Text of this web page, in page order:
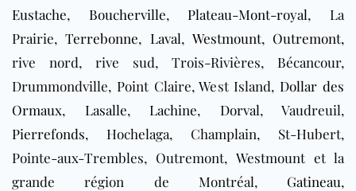
Eustache, Boucherville, Plateau-Mont-royal, La
Prairie,Terrebonne, Laval, Westmount, Outremont,
rive nord, rive sud, Trois-Rivières, Bécancour,
Drummondville, Point Claire, West Island, Dollar des
Ormaux, Lasalle, Lachine, Dorval, Vaudreuil,
Pierrefonds, Hochelaga, Champlain, St-Hubert,
Pointe-aux-Trembles, Outremont, Westmount et la
grande région de Montréal, Gatineau,